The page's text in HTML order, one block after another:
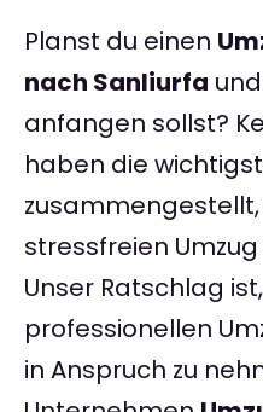
Planst du einen
nach Sanliurfa
anfangen sollst?
haben die
stressfreien
Unser Ratschlag
professionellen
in Anspruch zu